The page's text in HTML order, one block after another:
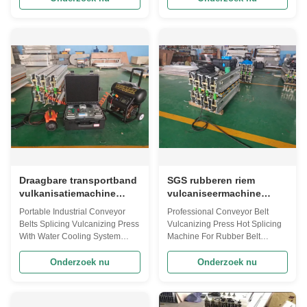
dependable, lightweight and
jointing of canvas, nylon, steel
cord conveyor belt at spot in the
field of ...
Professional portable
belt repair and splicing
applications. Application
Conveyor Belt Splicing
Vulcanizing Press is ...
Draagbare transportband
vulkanisatiemachine
Industriële
transportbandverbindingsmachine
Portable Industrial Conveyor
Belts Splicing Vulcanizing Press
With Water Cooling System
Splicing Vulcanizing Press is
widely used in the field of
Onderzoek nu
SGS rubberen riem
vulcaniseermachine
2.0Mpa hete
verbindingsmachine voor
rubberen riem
Professional Conveyor Belt
Vulcanizing Press Hot Splicing
Machine For Rubber Belt
Splicing Vulcanizing Press is
widely used in the field of
cord conveyor belt at spot in
Onderzoek nu